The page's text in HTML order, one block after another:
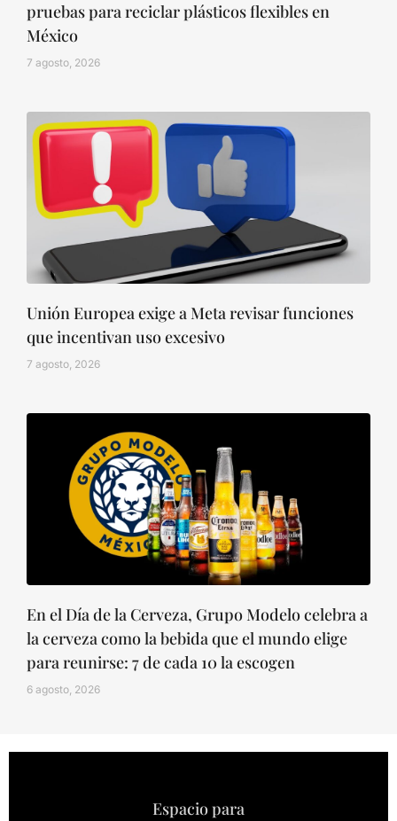
pruebas para reciclar plásticos flexibles en
México
7 agosto, 2026
Unión Europea exige a Meta revisar funciones
que incentivan uso excesivo
7 agosto, 2026
En el Día de la Cerveza, Grupo Modelo celebra a
la cerveza como la bebida que el mundo elige
para reunirse: 7 de cada 10 la escogen
6 agosto, 2026
Espacio para